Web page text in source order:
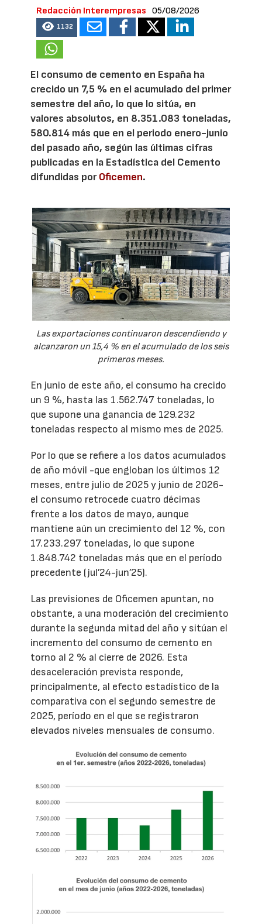
Redacción Interempresas 05/08/2026
1132
El consumo de cemento en España ha
crecido un 7,5 % en el acumulado del primer
semestre del año, lo que lo sitúa, en
valores absolutos, en 8.351.083 toneladas,
580.814 más que en el periodo enero-junio
del pasado año, según las últimas cifras
publicadas en la Estadística del Cemento
difundidas porOficemen.
Las exportaciones continuaron descendiendo y
alcanzaron un 15,4 % en el acumulado de los seis
primeros meses.
En junio de este año, el consumo ha crecido
un 9 %, hasta las 1.562.747 toneladas, lo
que supone una ganancia de 129.232
toneladas respecto al mismo mes de 2025.
Por lo que se refiere a los datos acumulados
de año móvil -que engloban los últimos 12
meses, entre julio de 2025 y junio de 2026-
el consumo retrocede cuatro décimas
frente a los datos de mayo, aunque
mantiene aún un crecimiento del 12 %, con
17.233.297 toneladas, lo que supone
1.848.742 toneladas más que en el período
precedente (jul’24-jun’25).
Las previsiones de Oficemen apuntan, no
obstante, a una moderación del crecimiento
durante la segunda mitad del año y sitúan el
incremento del consumo de cemento en
torno al 2 % al cierre de 2026. Esta
desaceleración prevista responde,
principalmente, al efecto estadístico de la
comparativa con el segundo semestre de
2025, período en el que se registraron
elevados niveles mensuales de consumo.